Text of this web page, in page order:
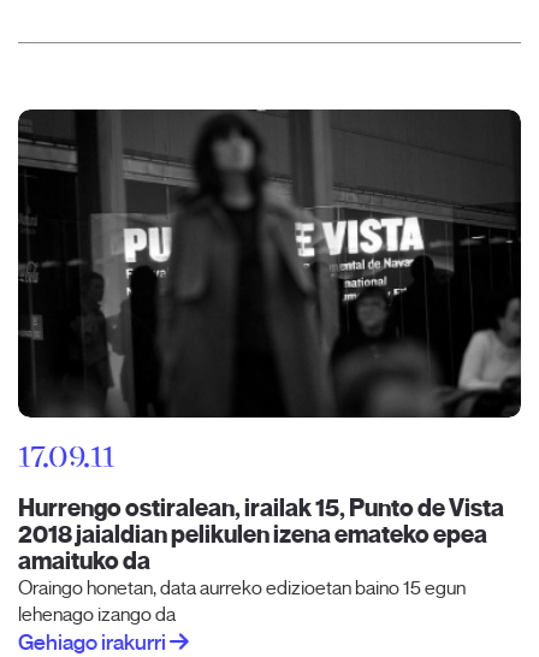
17.09.11
Hurrengo ostiralean, irailak 15, Punto de Vista
2018 jaialdian pelikulen izena emateko epea
amaituko da
Oraingo honetan, data aurreko edizioetan baino 15 egun
lehenago izango da
Gehiago irakurri